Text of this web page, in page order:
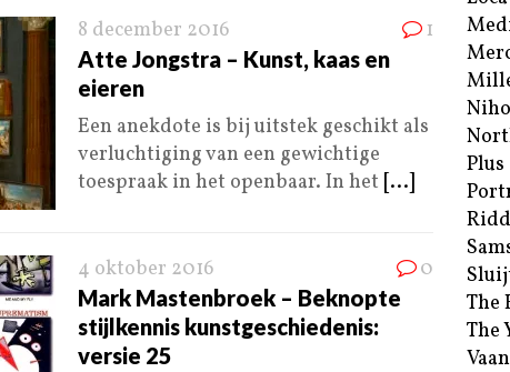
8 december 2016 1
Atte Jongstra – Kunst, kaas en
eieren
Een anekdote is bij uitstek geschikt als
verluchtiging van een gewichtige
toespraak in het openbaar. In het [...]
4 oktober 2016 0
Mark Mastenbroek – Beknopte
stijlkennis kunstgeschiedenis:
versie 25
Plus
The
The